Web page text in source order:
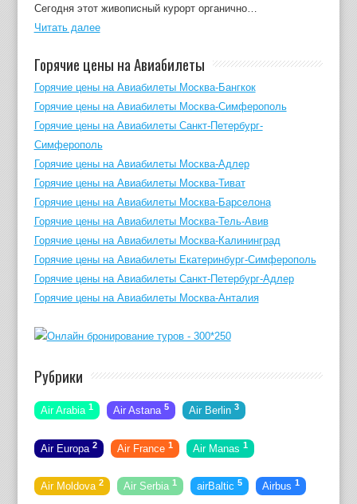
Сегодня этот живописный курорт органично…
Читать далее
Горячие цены на Авиабилеты
Горячие цены на Авиабилеты Москва-Бангкок
Горячие цены на Авиабилеты Москва-Симферополь
Горячие цены на Авиабилеты Санкт-Петербург-
Симферополь
Горячие цены на Авиабилеты Москва-Адлер
Горячие цены на Авиабилеты Москва-Тиват
Горячие цены на Авиабилеты Москва-Барселона
Горячие цены на Авиабилеты Москва-Тель-Авив
Горячие цены на Авиабилеты Москва-Калининград
Горячие цены на Авиабилеты Екатеринбург-Симферополь
Горячие цены на Авиабилеты Санкт-Петербург-Адлер
Горячие цены на Авиабилеты Москва-Анталия
Рубрики
Air Arabia 1 Air Astana 5 Air Berlin 3
Air Europa 2 Air France 1 Air Manas 1
Air Moldova 2 Air Serbia 1 airBaltic 5 Airbus 1